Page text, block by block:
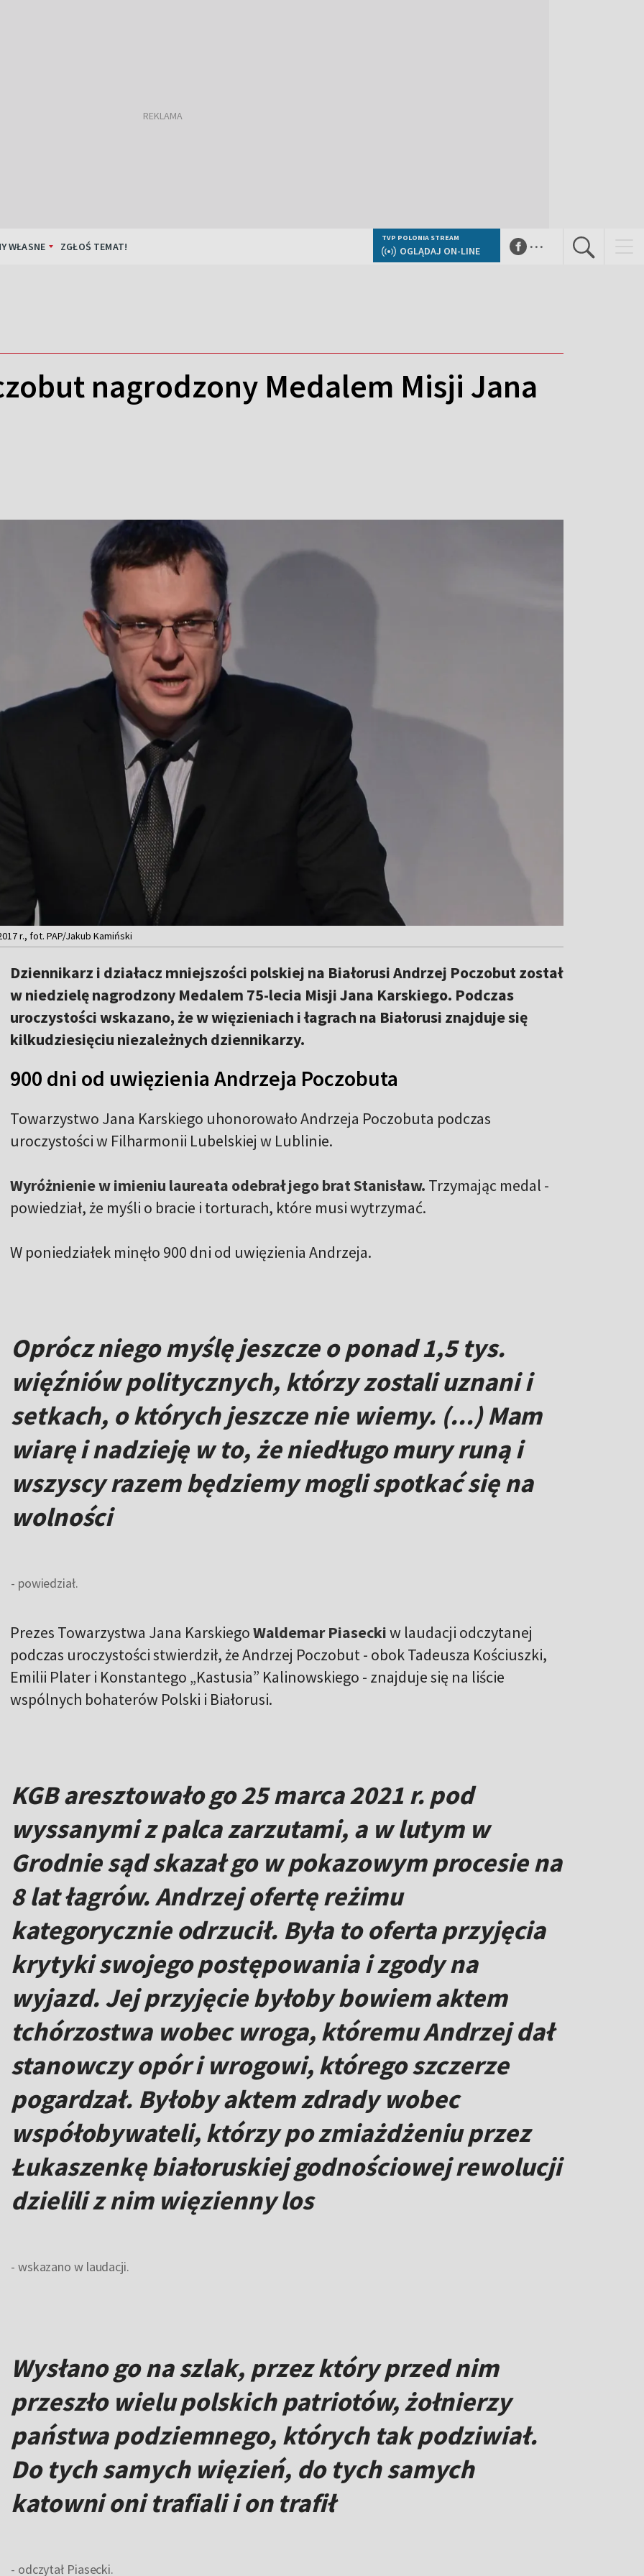
WŁASNE ZGŁOŚ TEMAT!
TVP POLONIA STREAM
OGLĄDAJ ON-LINE ...
nagrodzony Medalem Misji Jana
r., fot. PAP/Jakub Kamiński
Dziennikarz i działacz mniejszości polskiej na Białorusi Andrzej Poczobut został
w niedzielę nagrodzony Medalem 75-lecia Misji Jana Karskiego. Podczas
uroczystości wskazano, że w więzieniach i łagrach na Białorusi znajduje się
kilkudziesięciu niezależnych dziennikarzy.
900 dni od uwięzienia Andrzeja Poczobuta
Towarzystwo Jana Karskiego uhonorowało Andrzeja Poczobuta podczas
uroczystości w Filharmonii Lubelskiej w Lublinie.
Wyróżnienie w imieniu laureata odebrał jego brat Stanisław. Trzymając medal -
powiedział, że myśli o bracie i torturach, które musi wytrzymać.
W poniedziałek minęło 900 dni od uwięzienia Andrzeja.
Oprócz niego myślę jeszcze o ponad 1,5 tys.
więźniów politycznych, którzy zostali uznani i
setkach, o których jeszcze nie wiemy. (...) Mam
wiarę i nadzieję w to, że niedługo mury runą i
wszyscy razem będziemy mogli spotkać się na
wolności
- powiedział.
Prezes Towarzystwa Jana KarskiegoWaldemar Piaseckiw laudacji odczytanej
podczas uroczystości stwierdził, że Andrzej Poczobut - obok Tadeusza Kościuszki,
Emilii Plater i Konstantego „Kastusia” Kalinowskiego - znajduje się na liście
wspólnych bohaterów Polski i Białorusi.
KGB aresztowało go 25 marca 2021 r. pod
wyssanymi z palca zarzutami, a w lutym w
Grodnie sąd skazał go w pokazowym procesie na
8 lat łagrów. Andrzej ofertę reżimu
kategorycznie odrzucił. Była to oferta przyjęcia
krytyki swojego postępowania i zgody na
wyjazd. Jej przyjęcie byłoby bowiem aktem
tchórzostwa wobec wroga, któremu Andrzej dał
stanowczy opór i wrogowi, którego szczerze
pogardzał. Byłoby aktem zdrady wobec
współobywateli, którzy po zmiażdżeniu przez
Łukaszenkę białoruskiej godnościowej rewolucji
dzielili z nim więzienny los
- wskazano w laudacji.
Wysłano go na szlak, przez który przed nim
przeszło wielu polskich patriotów, żołnierzy
państwa podziemnego, których tak podziwiał.
Do tych samych więzień, do tych samych
katowni oni trafiali i on trafił
- odczytał Piasecki.